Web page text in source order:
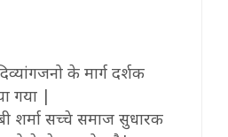
के मार्ग दर्शक
गया |
शर्मा सच्चे समाज सुधारक